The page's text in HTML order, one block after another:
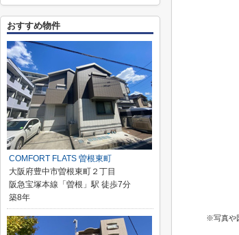
※写真や
おすすめ物件
COMFORT FLATS 曽根東町
大阪府豊中市曽根東町２丁目
阪急宝塚本線「曽根」駅 徒歩7分
築8年